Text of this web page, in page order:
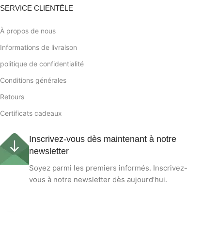
SERVICE CLIENTÈLE
À propos de nous
Informations de livraison
politique de confidentialité
Conditions générales
Retours
Certificats cadeaux
Inscrivez-vous dès maintenant à notre
newsletter
Soyez parmi les premiers informés. Inscrivez-
vous à notre newsletter dès aujourd'hui.